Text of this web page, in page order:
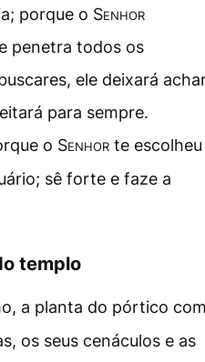
porque o Senhor
penetra todos os
ele deixará
para sempre.
o Senhor te escolheu
sê forte e faze a
templo
a planta do pórtico com
os seus cenáculos e as